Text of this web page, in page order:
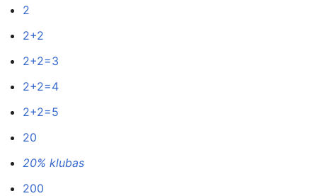
2
2+2
2+2=3
2+2=4
2+2=5
20
20% klubas
200